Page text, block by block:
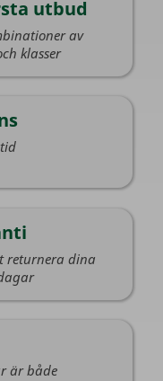
utbud
av
klasser
returnera dina
är både